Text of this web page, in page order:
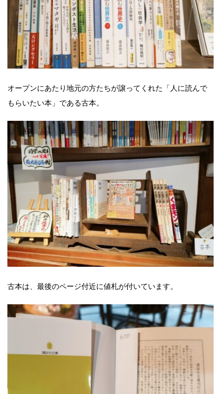
オープンにあたり地元の方たちが譲ってくれた「人に読んで
もらいたい本」である古本。
古本は、最後のページ付近に値札が付いています。